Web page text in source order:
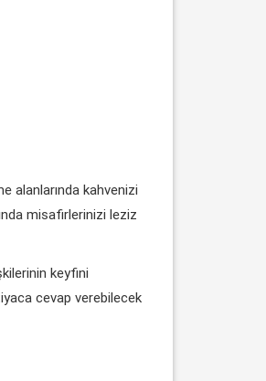
alanlarında kahvenizi
misafirlerinizi leziz
keyfini
cevap verebilecek